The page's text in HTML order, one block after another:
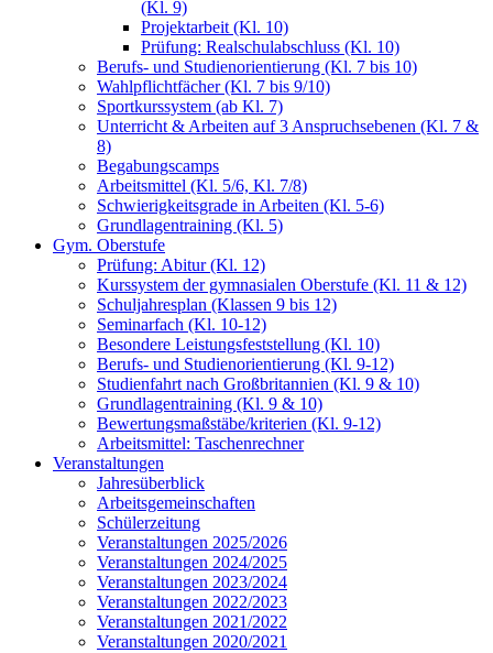
(Kl. 9)
Projektarbeit (Kl. 10)
Prüfung: Realschulabschluss (Kl. 10)
Berufs- und Studienorientierung (Kl. 7 bis 10)
Wahlpflichtfächer (Kl. 7 bis 9/10)
Sportkurssystem (ab Kl. 7)
Unterricht & Arbeiten auf 3 Anspruchsebenen (Kl. 7 &
8)
Begabungscamps
Arbeitsmittel (Kl. 5/6, Kl. 7/8)
Schwierigkeitsgrade in Arbeiten (Kl. 5-6)
Grundlagentraining (Kl. 5)
Gym. Oberstufe
Prüfung: Abitur (Kl. 12)
Kurssystem der gymnasialen Oberstufe (Kl. 11 & 12)
Schuljahresplan (Klassen 9 bis 12)
Seminarfach (Kl. 10-12)
Besondere Leistungsfeststellung (Kl. 10)
Berufs- und Studienorientierung (Kl. 9-12)
Studienfahrt nach Großbritannien (Kl. 9 & 10)
Grundlagentraining (Kl. 9 & 10)
Bewertungsmaßstäbe/kriterien (Kl. 9-12)
Arbeitsmittel: Taschenrechner
Veranstaltungen
Jahresüberblick
Arbeitsgemeinschaften
Schülerzeitung
Veranstaltungen 2025/2026
Veranstaltungen 2024/2025
Veranstaltungen 2023/2024
Veranstaltungen 2022/2023
Veranstaltungen 2021/2022
Veranstaltungen 2020/2021